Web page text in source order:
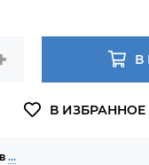
В
…